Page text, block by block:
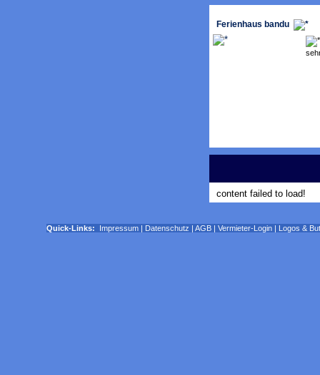
Ferienhaus bandu
content failed to load!
Quick-Links: Impressum | Datenschutz | AGB | Vermieter-Login | Logos &